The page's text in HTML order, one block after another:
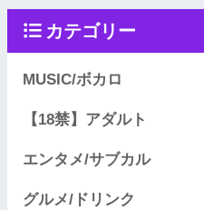
カテゴリー
MUSIC/ボカロ
【18禁】アダルト
エンタメ/サブカル
グルメ/ドリンク